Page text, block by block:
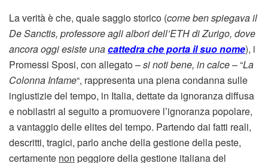
La verità è che, quale saggio storico (come ben spiegava il
De Sanctis, professore agli albori dell’ETH di Zurigo, dove
ancora oggi esiste unacattedra che porta il suo nome), i
Promessi Sposi, con allegato –si noti bene, in calce– “La
Colonna Infame“, rappresenta una piena condanna sulle
ingiustizie del tempo, in Italia, dettate da ignoranza diffusa
e nobilastri al seguito a promuovere l’ignoranza popolare,
a vantaggio delle elites del tempo. Partendo dai fatti reali,
descritti, tragici, parlo anche della gestione della peste,
certamente non peggiore della gestione italiana del